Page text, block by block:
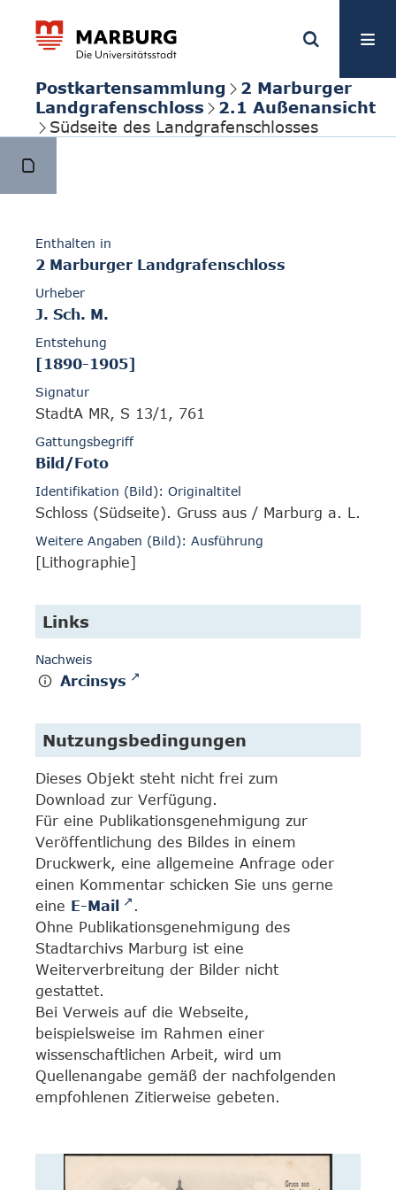
Postkartensammlung
2 Marburger
Landgrafenschloss
2.1 Außenansicht
Südseite des Landgrafenschlosses
Enthalten in
2 Marburger Landgrafenschloss
Urheber
J. Sch. M.
Entstehung
[1890-1905]
Signatur
StadtA MR, S 13/1, 761
Gattungsbegriff
Bild/Foto
Identifikation (Bild): Originaltitel
Schloss (Südseite). Gruss aus / Marburg a. L.
Weitere Angaben (Bild): Ausführung
[Lithographie]
Links
Nachweis
Arcinsys
Nutzungsbedingungen
Dieses Objekt steht nicht frei zum
Download zur Verfügung.
Für eine Publikationsgenehmigung zur
Veröffentlichung des Bildes in einem
Druckwerk, eine allgemeine Anfrage oder
einen Kommentar schicken Sie uns gerne
eine E-Mail
.
Ohne Publikationsgenehmigung des
Stadtarchivs Marburg ist eine
Weiterverbreitung der Bilder nicht
gestattet.
Bei Verweis auf die Webseite,
beispielsweise im Rahmen einer
wissenschaftlichen Arbeit, wird um
Quellenangabe gemäß der nachfolgenden
empfohlenen Zitierweise gebeten.